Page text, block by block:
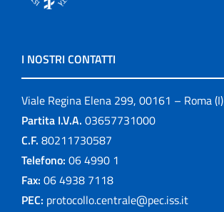
I NOSTRI CONTATTI
Viale Regina Elena 299, 00161 – Roma (I)
Partita I.V.A. 03657731000
C.F. 80211730587
Telefono: 06 4990 1
Fax: 06 4938 7118
PEC: protocollo.centrale@pec.iss.it